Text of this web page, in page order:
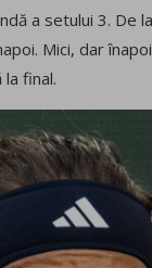
a setului 3. De
Mici, dar
final.